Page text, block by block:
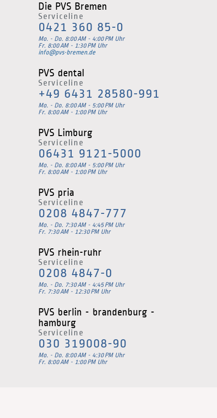
Die PVS Bremen
Serviceline
0421 360 85-0
Mo. - Do. 8:00 AM - 4:00 PM Uhr
Fr. 8:00 AM - 1:30 PM Uhr
info@pvs-bremen.de
PVS dental
Serviceline
+49 6431 28580-991
Mo. - Do. 8:00 AM - 5:00 PM Uhr
Fr. 8:00 AM - 1:00 PM Uhr
PVS Limburg
Serviceline
06431 9121-5000
Mo. - Do. 8:00 AM - 5:00 PM Uhr
Fr. 8:00 AM - 1:00 PM Uhr
PVS pria
Serviceline
0208 4847-777
Mo. - Do. 7:30 AM - 4:45 PM Uhr
Fr. 7:30 AM - 12:30 PM Uhr
PVS rhein-ruhr
Serviceline
0208 4847-0
Mo. - Do. 7:30 AM - 4:45 PM Uhr
Fr. 7:30 AM - 12:30 PM Uhr
PVS berlin - branden­burg -
hamburg
Serviceline
030 319008-90
Mo. - Do. 8:00 AM - 4:30 PM Uhr
Fr. 8:00 AM - 1:00 PM Uhr